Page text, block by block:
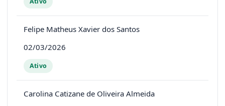
Felipe Matheus Xavier dos Santos
02/03/2026
Ativo
Carolina Catizane de Oliveira Almeida